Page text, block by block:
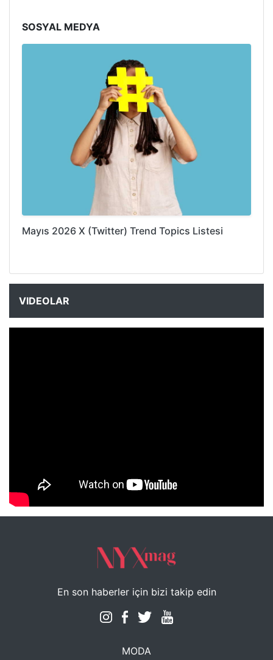
SOSYAL MEDYA
Mayıs 2026 X (Twitter) Trend Topics Listesi
VIDEOLAR
NYXmag 2. Yaş Kutlama Etkinliği
En son haberler için bizi takip edin
MODA